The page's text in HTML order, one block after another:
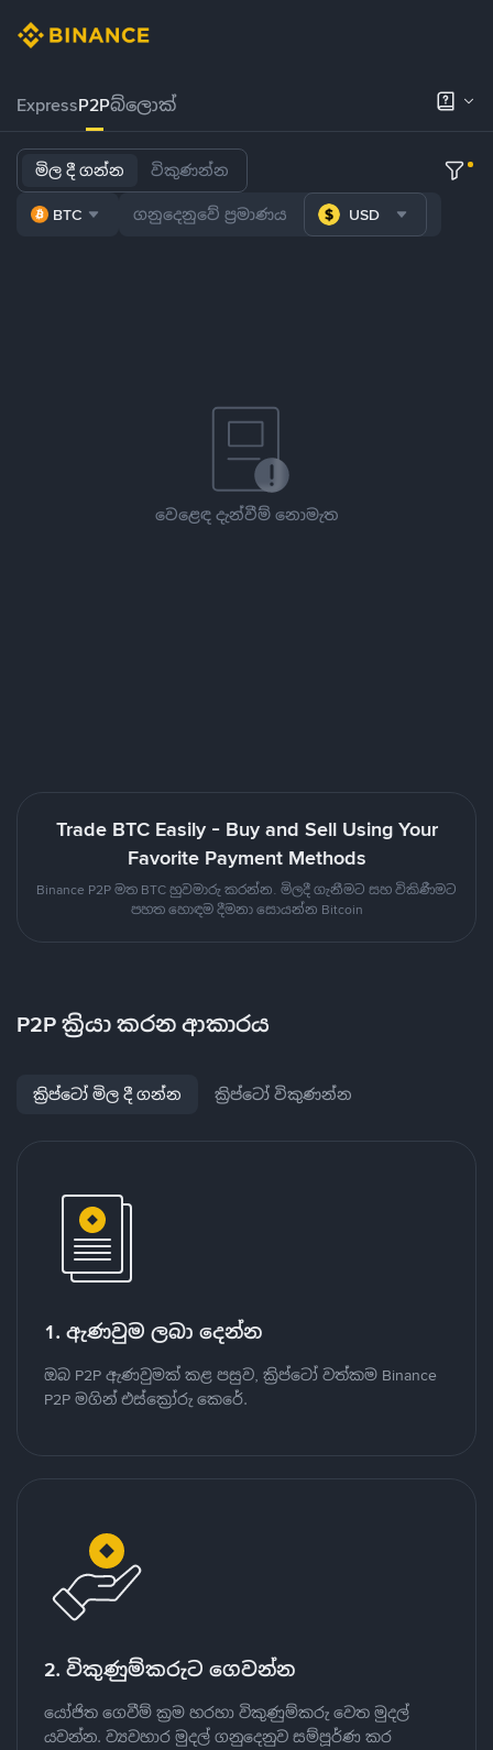
ExpressP2Pබ්ලොක්
මිල දී ගන්න විකුණන්න
BTC USD
වෙළෙඳ දැන්වීම් නොමැත
Trade BTC Easily - Buy and Sell Using Your
Favorite Payment Methods
Binance P2P මත BTC හුවමාරු කරන්න. මිලදී ගැනීමට සහ විකිණීමට
පහත හොඳම දීමනා සොයන්න Bitcoin
P2P ක්‍රියා කරන ආකාරය
ක්‍රිප්ටෝ මිල දී ගන්න ක්‍රිප්ටෝ විකුණන්න
1. ඇණවුම ලබා දෙන්න
ඔබ P2P ඇණවුමක් කළ පසුව, ක්‍රිප්ටෝ වත්කම Binance
P2P මගින් එස්ක්‍රෝරු කෙරේ.
2. විකුණුම්කරුට ගෙවන්න
යෝජිත ගෙවීම් ක්‍රම හරහා විකුණුම්කරු වෙත මුදල්
යවන්න. ව්‍යවහාර මුදල් ගනුදෙනුව සම්පූර්ණ කර